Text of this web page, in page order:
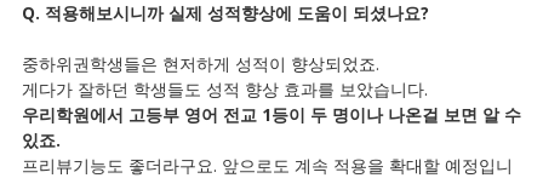
Q. 적용해보시니까 실제 성적향상에 도움이 되셨나요?
중하위권학생들은 현저하게 성적이 향상되었죠.
게다가 잘하던 학생들도 성적 향상 효과를 보았습니다.
우리학원에서 고등부 영어 전교 1등이 두 명이나 나온걸 보면 알 수
있죠.
프리뷰기능도 좋더라구요. 앞으로도 계속 적용을 확대할 예정입니